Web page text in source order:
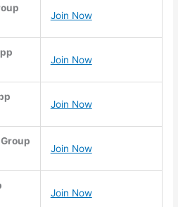
Join Now
Join Now
Join Now
Join Now
Join Now